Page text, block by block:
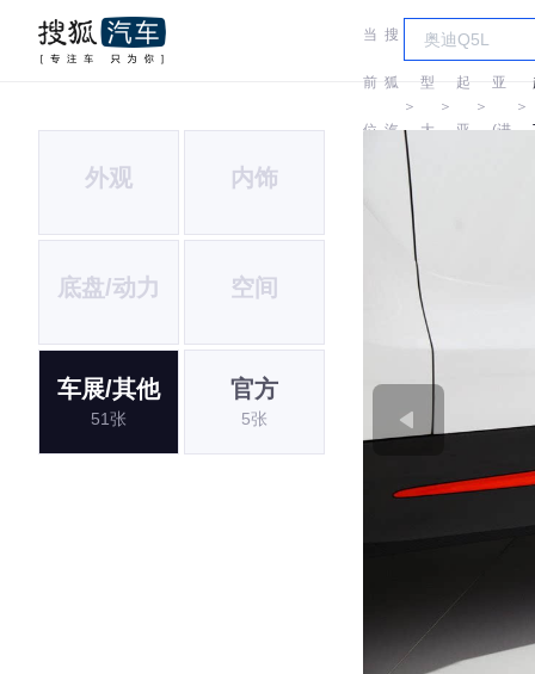
当
前
位
搜
狐
汽
＞
车
型
大
＞
起
亚
＞
亚
(进
＞
外观 内饰
底盘/动力 空间
车展/其他
51张
官方
5张